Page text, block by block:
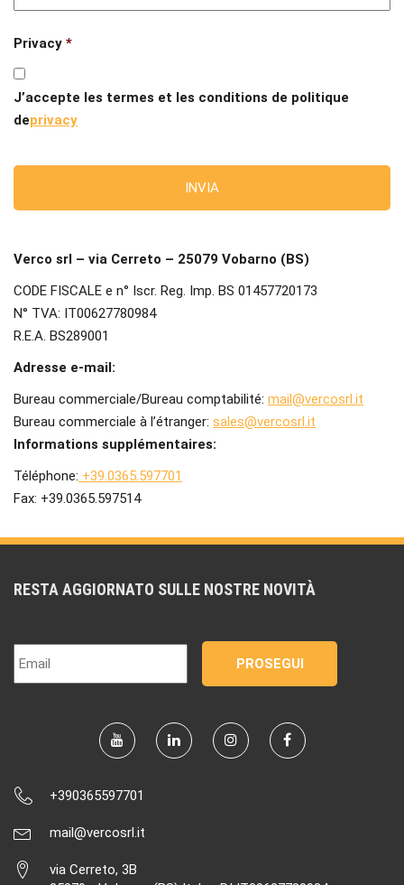
Privacy *
J’accepte les termes et les conditions de politique
deprivacy
Verco srl – via Cerreto – 25079 Vobarno (BS)
CODE FISCALE e n° Iscr. Reg. Imp. BS 01457720173
N° TVA: IT00627780984
R.E.A. BS289001
Adresse e-mail:
Bureau commerciale/Bureau comptabilité: mail@vercosrl.it
Bureau commerciale à l’étranger: sales@vercosrl.it
Informations supplémentaires:
Téléphone: +39.0365.597701
Fax: +39.0365.597514
RESTA AGGIORNATO SULLE NOSTRE NOVITÀ
+390365597701
mail@vercosrl.it
via Cerreto, 3B